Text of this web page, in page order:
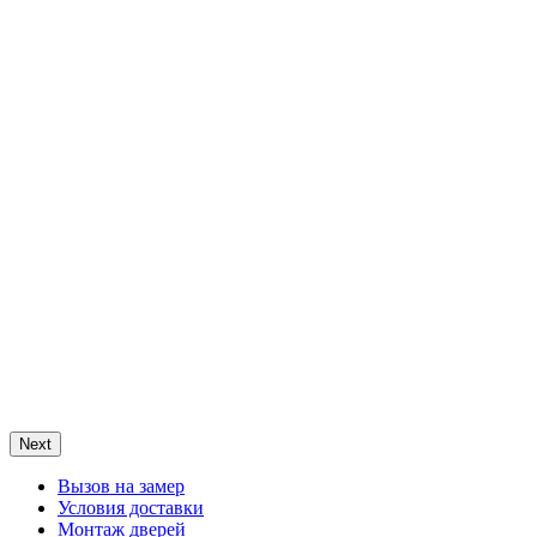
Next
Вызов на замер
Условия доставки
Монтаж дверей